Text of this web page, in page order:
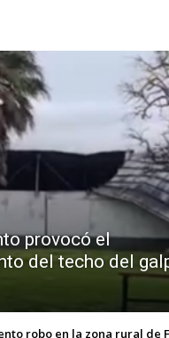
provocó el
del techo del
robo en la zona rural de